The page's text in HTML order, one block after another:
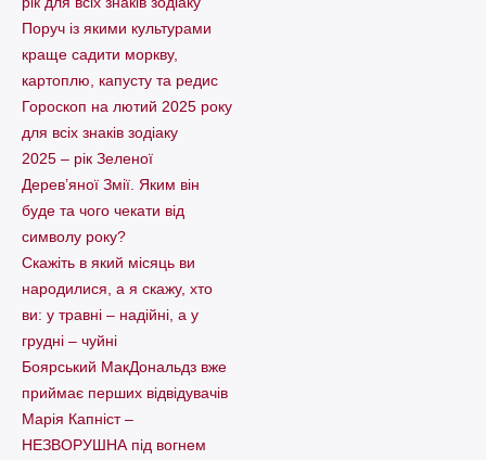
Поруч із якими культурами
краще садити моркву,
картоплю, капусту та редис
Гороскоп на лютий 2025 року
для всіх знаків зодіаку
2025 – рік Зеленої
Дерев’яної Змії. Яким він
буде та чого чекати від
символу року?
Скажіть в який місяць ви
народилися, а я скажу, хто
ви: у травні – надійні, а у
грудні – чуйні
Боярський МакДональдз вже
приймає перших відвідувачів
Марія Капніст –
НЕЗВОРУШНА під вогнем